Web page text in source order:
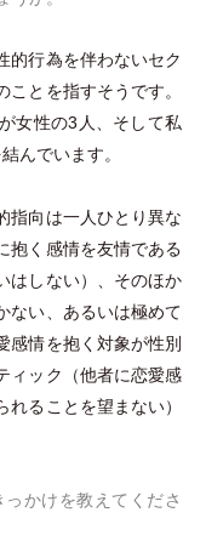
的行為を伴わないセク
とを指すそうです。
女性の3人、そして私
んでいます。
指向は一人ひとり異な
抱く感情を友情である
はしない）
、そのほか
ない、あるいは極めて
感情を抱く対象が性別
ィック （他者に恋愛感
れることを望まない）
かけを教えてくださ